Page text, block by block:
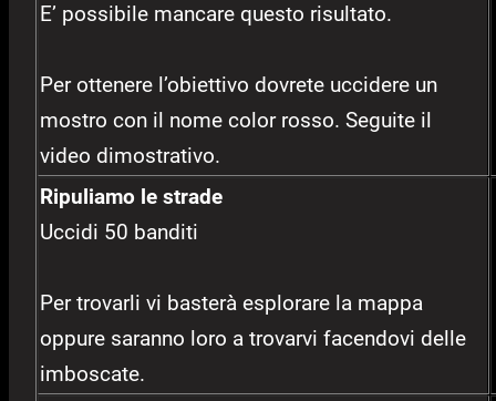
E’ possibile mancare questo risultato.
Per ottenere l’obiettivo dovrete uccidere un
mostro con il nome color rosso. Seguite il
video dimostrativo.
Ripuliamo le strade
Uccidi 50 banditi
Per trovarli vi basterà esplorare la mappa
oppure saranno loro a trovarvi facendovi delle
imboscate.